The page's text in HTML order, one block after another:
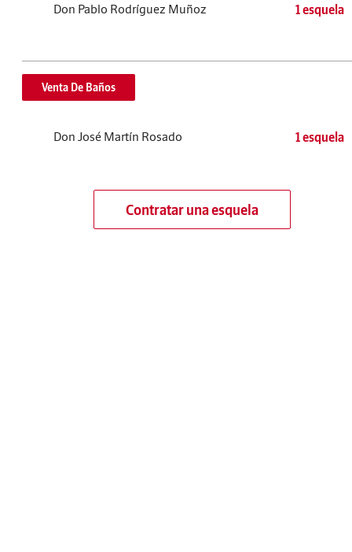
Don Pablo Rodríguez Muñoz 1 esquela
Venta De Baños
Don José Martín Rosado 1 esquela
Contratar una esquela